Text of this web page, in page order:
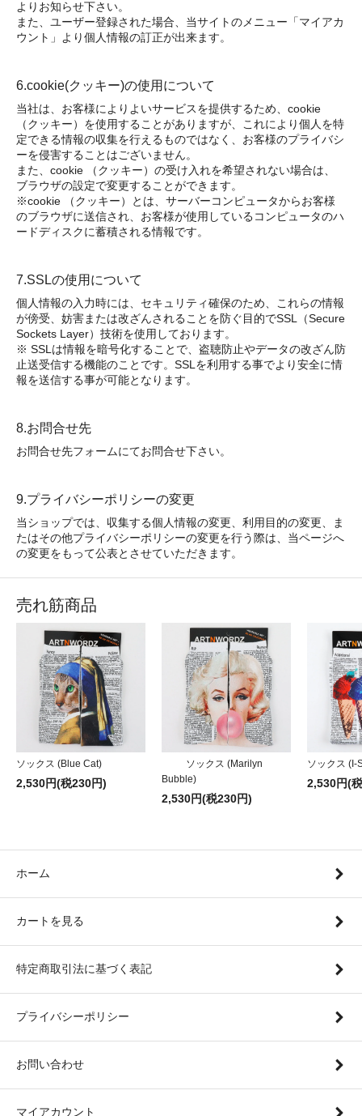
よりお知らせ下さい。
また、ユーザー登録された場合、当サイトのメニュー「マイアカ
ウント」より個人情報の訂正が出来ます。
6.cookie(クッキー)の使用について
当社は、お客様によりよいサービスを提供するため、cookie
（クッキー）を使用することがありますが、これにより個人を特
定できる情報の収集を行えるものではなく、お客様のプライバシ
ーを侵害することはございません。
また、cookie （クッキー）の受け入れを希望されない場合は、
ブラウザの設定で変更することができます。
※cookie （クッキー）とは、サーバーコンピュータからお客様
のブラウザに送信され、お客様が使用しているコンピュータのハ
ードディスクに蓄積される情報です。
7.SSLの使用について
個人情報の入力時には、セキュリティ確保のため、これらの情報
が傍受、妨害または改ざんされることを防ぐ目的でSSL（Secure
Sockets Layer）技術を使用しております。
※ SSLは情報を暗号化することで、盗聴防止やデータの改ざん防
止送受信する機能のことです。SSLを利用する事でより安全に情
報を送信する事が可能となります。
8.お問合せ先
お問合せ先フォームにてお問合せ下さい。
9.プライバシーポリシーの変更
当ショップでは、収集する個人情報の変更、利用目的の変更、ま
たはその他プライバシーポリシーの変更を行う際は、当ページへ
の変更をもって公表とさせていただきます。
売れ筋商品
ソックス (Blue Cat)
2,530円(税230円)
ソックス (Marilyn
Bubble)
2,530円(税230円)
ソックス (I-
2,530円(
ホーム
カートを見る
特定商取引法に基づく表記
プライバシーポリシー
お問い合わせ
マイアカウント